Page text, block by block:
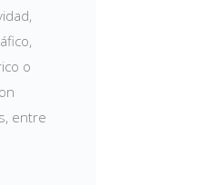
o
entre